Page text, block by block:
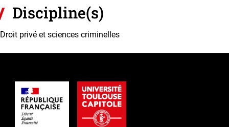
Discipline(s)
Droit privé et sciences criminelles